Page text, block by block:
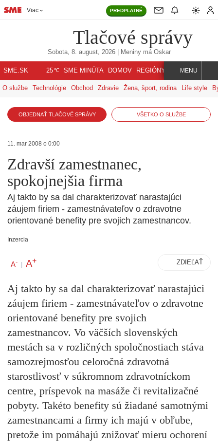
Viac PREDPLATNÉ
Tlačové správy
Sobota, 8. august, 2026| Meniny má Oskar
SME.SK 25℃ SME MINÚTA DOMOV REGIÓNY INDEX SVET
MENU
O službe Technológie Obchod Zdravie Žena, šport, rodina Life style
OBJEDNAŤ TLAČOVÉ SPRÁVY VŠETKO O SLUŽBE
11. mar 2008 o 0:00
Zdravší zamestnanec,
spokojnejšia firma
Aj takto by sa dal charakterizovať narastajúci
záujem firiem - zamestnávateľov o zdravotne
orientované benefity pre svojich zamestnancov.
Inzercia
A- | A+ ZDIEĽAŤ
Aj takto by sa dal charakterizovať narastajúci
záujem firiem - zamestnávateľov o zdravotne
orientované benefity pre svojich
zamestnancov. Vo väčších slovenských
mestách sa v rozličných spoločnostiach stáva
samozrejmosťou celoročná zdravotná
starostlivosť v súkromnom zdravotníckom
centre, príspevok na masáže či revitalizačné
pobyty. Takéto benefity sú žiadané samotnými
zamestnancami a firmy ich majú v obľube,
pretože im pomáhajú znižovať mieru ochorení